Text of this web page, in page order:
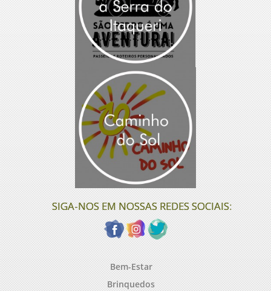
SIGA-NOS EM NOSSAS REDES SOCIAIS:
Bem-Estar
Brinquedos